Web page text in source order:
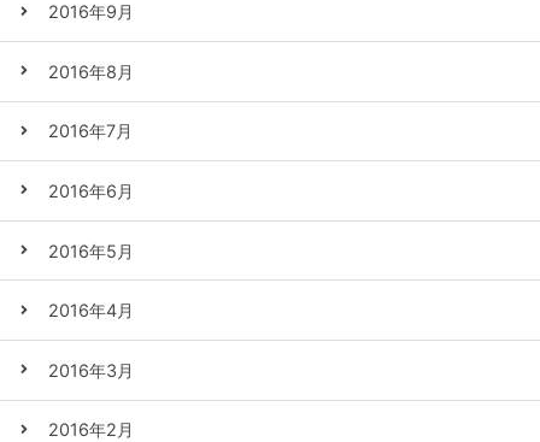
2016年9月
2016年8月
2016年7月
2016年6月
2016年5月
2016年4月
2016年3月
2016年2月